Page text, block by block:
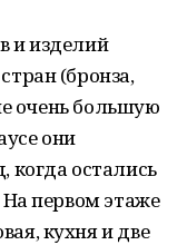
и изделий
(бронза,
очень большую
они
когда остались
На первом этаже
кухня и две